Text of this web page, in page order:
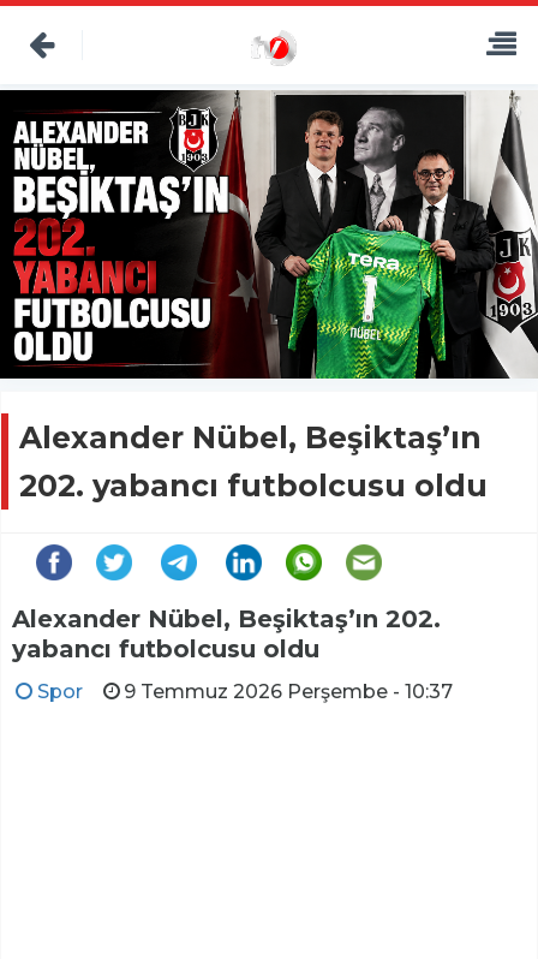
Alexander Nübel, Beşiktaş’ın
202. yabancı futbolcusu oldu
Alexander Nübel, Beşiktaş’ın 202.
yabancı futbolcusu oldu
Spor 9 Temmuz 2026 Perşembe - 10:37